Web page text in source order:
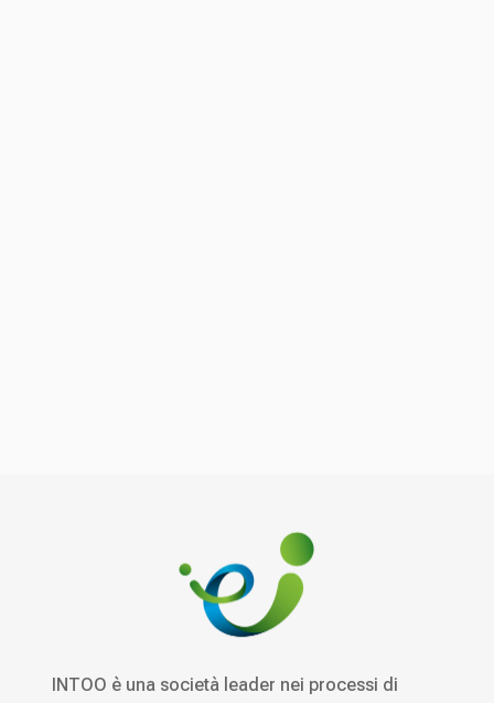
INTOO è una società leader nei processi di